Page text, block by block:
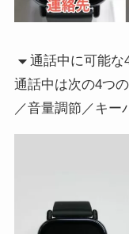
通話中に可能な
通話中は次の4つ
／音量調節／キー